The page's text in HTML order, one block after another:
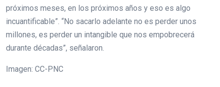
próximos meses, en los próximos años y eso es algo
incuantificable”. “No sacarlo adelante no es perder unos
millones, es perder un intangible que nos empobrecerá
durante décadas”, señalaron.
Imagen: CC-PNC